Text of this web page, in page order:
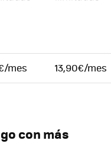
mes 13,90€/mes
con más